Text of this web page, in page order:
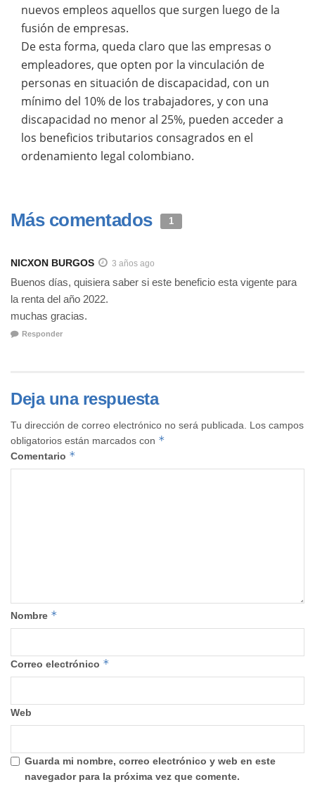
nuevos empleos aquellos que surgen luego de la
fusión de empresas.
De esta forma, queda claro que las empresas o
empleadores, que opten por la vinculación de
personas en situación de discapacidad, con un
mínimo del 10% de los trabajadores, y con una
discapacidad no menor al 25%, pueden acceder a
los beneficios tributarios consagrados en el
ordenamiento legal colombiano.
Más comentados 1
NICXON BURGOS 3 años ago
Buenos días, quisiera saber si este beneficio esta vigente para
la renta del año 2022.
muchas gracias.
Responder
Deja una respuesta
Tu dirección de correo electrónico no será publicada.
Los campos
obligatorios están marcados con *
Comentario *
Nombre *
Correo electrónico *
Web
Guarda mi nombre, correo electrónico y web en este
navegador para la próxima vez que comente.